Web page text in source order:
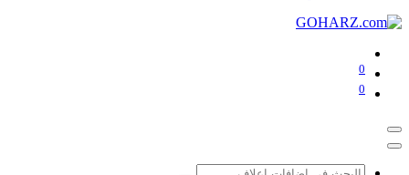
0
0